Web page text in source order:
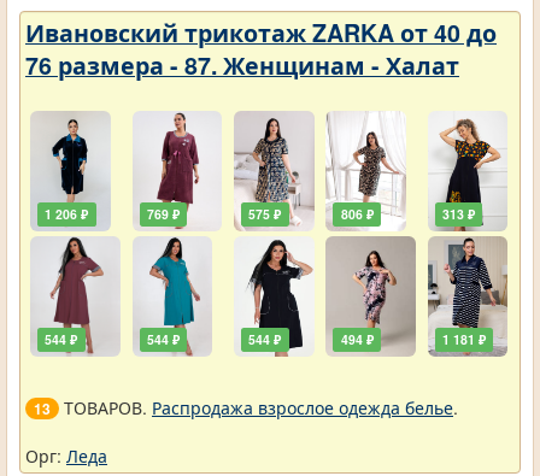
Ивановский трикотаж ZARKA от 40 до
76 размера - 87. Женщинам - Халат
1 206 ₽
544 ₽
769 ₽
544 ₽
575 ₽
544 ₽
806 ₽
494 ₽
313 ₽
1 181 ₽
13 ТОВАРОВ. Распродажа взрослое одежда белье.
Орг: Леда